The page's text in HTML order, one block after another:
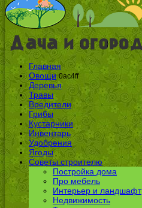
Главная
Овощи 0ac4ff
Деревья
Травы
Вредители
Грибы
Кустарники
Инвентарь
Удобрения
Ягоды
Советы строителю
Постройка дома
Про мебель
Интерьер и ландшафт
Недвижимость